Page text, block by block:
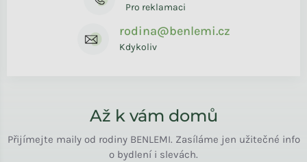
Pro reklamaci
rodina@benlemi.cz
Kdykoliv
Až k vám domů
Přijímejte maily od rodiny BENLEMI. Zasíláme jen užitečné info
o bydlení i slevách.